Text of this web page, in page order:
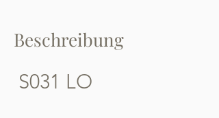
Beschreibung
S031 LO